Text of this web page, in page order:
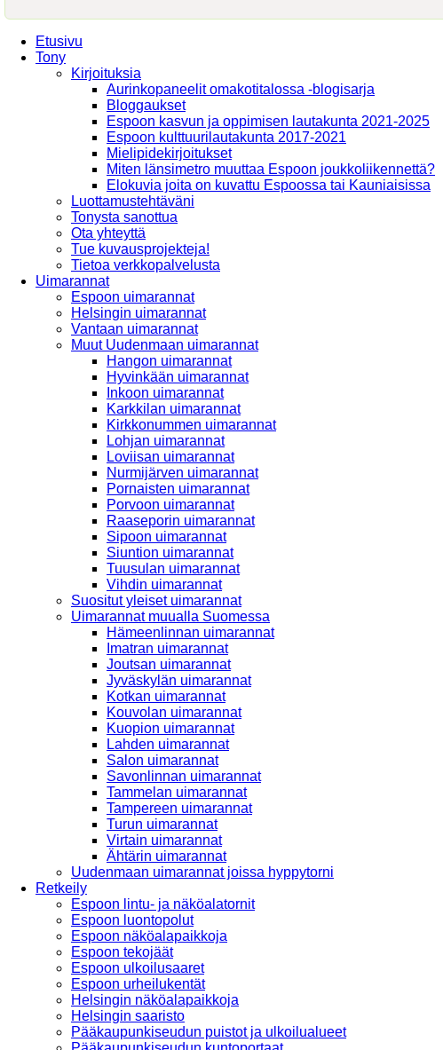
Etusivu
Tony
Kirjoituksia
Aurinkopaneelit omakotitalossa -blogisarja
Bloggaukset
Espoon kasvun ja oppimisen lautakunta 2021-2025
Espoon kulttuurilautakunta 2017-2021
Mielipidekirjoitukset
Miten länsimetro muuttaa Espoon joukkoliikennettä?
Elokuvia joita on kuvattu Espoossa tai Kauniaisissa
Luottamustehtäväni
Tonysta sanottua
Ota yhteyttä
Tue kuvausprojekteja!
Tietoa verkkopalvelusta
Uimarannat
Espoon uimarannat
Helsingin uimarannat
Vantaan uimarannat
Muut Uudenmaan uimarannat
Hangon uimarannat
Hyvinkään uimarannat
Inkoon uimarannat
Karkkilan uimarannat
Kirkkonummen uimarannat
Lohjan uimarannat
Loviisan uimarannat
Nurmijärven uimarannat
Pornaisten uimarannat
Porvoon uimarannat
Raaseporin uimarannat
Sipoon uimarannat
Siuntion uimarannat
Tuusulan uimarannat
Vihdin uimarannat
Suositut yleiset uimarannat
Uimarannat muualla Suomessa
Hämeenlinnan uimarannat
Imatran uimarannat
Joutsan uimarannat
Jyväskylän uimarannat
Kotkan uimarannat
Kouvolan uimarannat
Kuopion uimarannat
Lahden uimarannat
Salon uimarannat
Savonlinnan uimarannat
Tammelan uimarannat
Tampereen uimarannat
Turun uimarannat
Virtain uimarannat
Ähtärin uimarannat
Uudenmaan uimarannat joissa hyppytorni
Retkeily
Espoon lintu- ja näköalatornit
Espoon luontopolut
Espoon näköalapaikkoja
Espoon tekojäät
Espoon ulkoilusaaret
Espoon urheilukentät
Helsingin näköalapaikkoja
Helsingin saaristo
Pääkaupunkiseudun puistot ja ulkoilualueet